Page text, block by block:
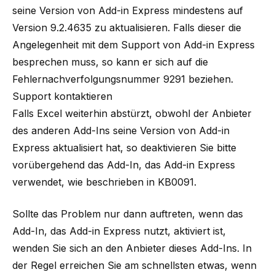
seine Version von Add-in Express mindestens auf
Version 9.2.4635 zu aktualisieren. Falls dieser die
Angelegenheit mit dem Support von Add-in Express
besprechen muss, so kann er sich auf die
Fehlernachverfolgungsnummer 9291 beziehen.
Support kontaktieren
Falls Excel weiterhin abstürzt, obwohl der Anbieter
des anderen Add-Ins seine Version von Add-in
Express aktualisiert hat, so deaktivieren Sie bitte
vorübergehend das Add-In, das Add-in Express
verwendet, wie beschrieben in KB0091.
Sollte das Problem nur dann auftreten, wenn das
Add-In, das Add-in Express nutzt, aktiviert ist,
wenden Sie sich an den Anbieter dieses Add-Ins. In
der Regel erreichen Sie am schnellsten etwas, wenn